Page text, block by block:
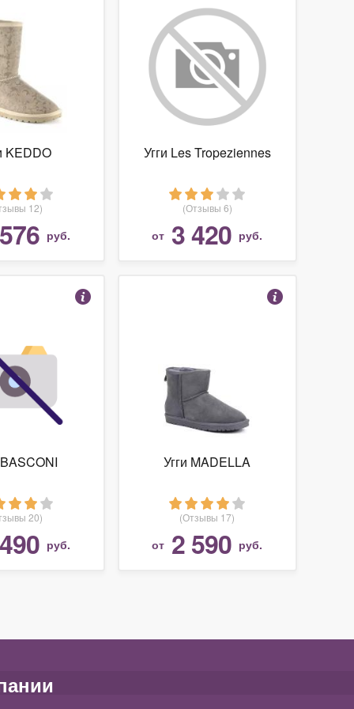
KEDDO
12)
руб.
Угги Les Tropeziennes
(Отзывы 6)
от 3 420 руб.
20)
руб.
Угги MADELLA
(Отзывы 17)
от 2 590 руб.